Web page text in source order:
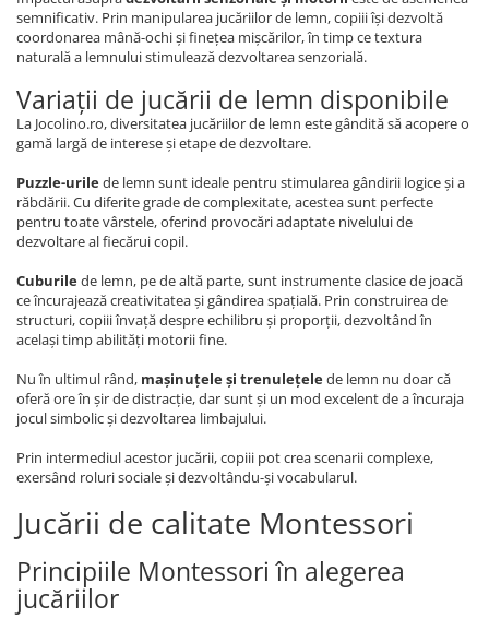
semnificativ. Prin manipularea jucăriilor de lemn, copiii își dezvoltă
coordonarea mână-ochi și finețea mișcărilor, în timp ce textura
naturală a lemnului stimulează dezvoltarea senzorială.
Variații de jucării de lemn disponibile
La Jocolino.ro, diversitatea jucăriilor de lemn este gândită să acopere o
gamă largă de interese și etape de dezvoltare.
Puzzle-urilede lemn sunt ideale pentru stimularea gândirii logice și a
răbdării. Cu diferite grade de complexitate, acestea sunt perfecte
pentru toate vârstele, oferind provocări adaptate nivelului de
dezvoltare al fiecărui copil.
Cuburilede lemn, pe de altă parte, sunt instrumente clasice de joacă
ce încurajează creativitatea și gândirea spațială. Prin construirea de
structuri, copiii învață despre echilibru și proporții, dezvoltând în
același timp abilități motorii fine.
Nu în ultimul rând, mașinuțele și trenulețelede lemn nu doar că
oferă ore în șir de distracție, dar sunt și un mod excelent de a încuraja
jocul simbolic și dezvoltarea limbajului.
Prin intermediul acestor jucării, copiii pot crea scenarii complexe,
exersând roluri sociale și dezvoltându-și vocabularul.
Jucării de calitate Montessori
Principiile Montessori în alegerea
jucăriilor